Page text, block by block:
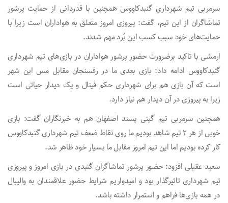
سرمربی تیم شهرداری گنبدکاووس همچنین با قدردانی از حمایت پرشور
تماشاگران از این تیم، گفت: پیروزی امروز متعلق به هواداران است زیرا با
حمایت‌های خود سبب کسب این بُرد مهم شدند.
ارمشی با تاکید برضرورت حضور پرشور هواداران در بازی‌های تیم شهرداری
گنبدکاووس ادامه داد: بازی بعدی ما در رفسنجان مقابل مس این شهر
است که آن بازی هم برای شهرداری حکم فینال و یک دیدار حیاتی است
زیرا به پیروزی در آن دیدار هم نیاز دارد.
همچنین سرمربی تیم گیتی پسند اصفهان هم به خبرنگاران گفت: بازی
خوبی از هر ۲ تیم شاهد بودیم ما روی نقاط ضعف تیم شهرداری گنبدکاووس
کار کرده بودیم اما این تیم امروز مقابل ما بسیار خود ظاهر شد.
سعید عقیلی افزود: حضور پرشور تماشاگران گنبدی در بازی امروز و پیروزی
تیم شهرداری تاثیرگذار بود و امیدواریم شرایط حضور علاقمندان به والیبال
در همه بازی‌ها فراهم و استمرار داشته باشد.